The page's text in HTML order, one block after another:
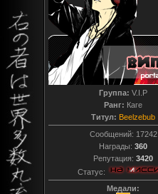
Группа: V.I.P
Ранг: Каге
Титул: Beelzebub
Сообщений: 17242
Награды: 360
Репутация: 3420
Статус:
Медали: